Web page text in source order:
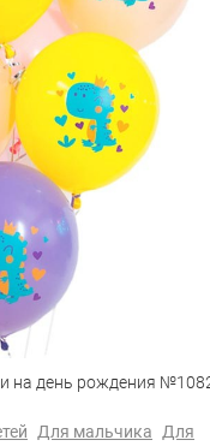
на день рождения
Для мальчика
Для